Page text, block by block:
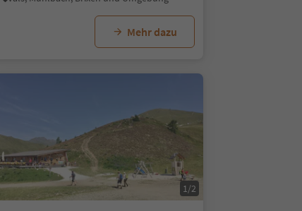
Mehr dazu
1/2